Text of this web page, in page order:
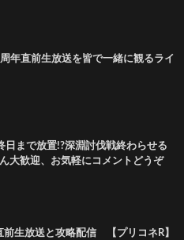
年直前生放送を皆で一緒に観るライ
日まで放置!?深淵討伐戦終わらせる
大歓迎、お気軽にコメントどうぞ
前生放送と攻略配信 【プリコネR】